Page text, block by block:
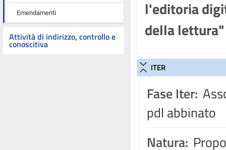
Emendamenti
Attività di indirizzo, controllo e
conoscitiva
l'editoria
della
ITER
Fase Iter:
pdl abbinato
Natura: